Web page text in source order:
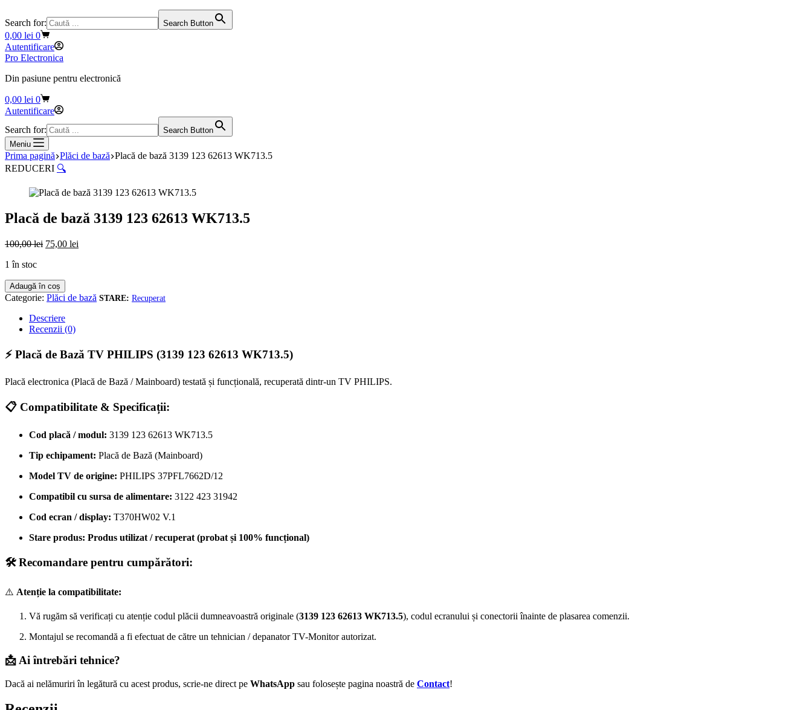
Search for: Search Button
Coș
de
cumpărături
0,00 lei 0
Autentificare
Pro Electronica
Din pasiune pentru electronică
Coș
de
0,00 lei 0
Autentificare
Search for:
Search Button
Meniu
Prima pagină Plăci de bază Placă de bază 3139 123 62613 WK713.5
REDUCERI 🔍
Placă de bază 3139 123 62613 WK713.5
100,00lei Prețul
100,00 lei.
75,00 lei
1 în stoc
Cantitate
Placă
bază
3139
62613
WK713.5
Adaugă în coș
Categorie: Plăci de bază Recuperat
Descriere
Recenzii (0)
⚡ Placă de Bază TV PHILIPS (3139 123 62613 WK713.5)
Placă electronica (Placă de Bază / Mainboard) testată și funcțională, recuperată dintr-un TV PHILIPS.
📋 Compatibilitate & Specificații:
Cod placă / modul: 3139 123 62613 WK713.5
Tip echipament: Placă de Bază (Mainboard)
Model TV de origine: PHILIPS 37PFL7662D/12
Compatibil cu sursa de alimentare: 3122 423 31942
Cod ecran / display: T370HW02 V.1
Stare produs: Produs utilizat / recuperat (probat și 100% funcțional)
🛠️ Recomandare pentru cumpărători:
⚠️ Atenție la compatibilitate:
Vă rugăm să verificați cu atenție codul plăcii dumneavoastră originale (3139 123 62613 WK713.5), codul ecranului și conectorii înainte de plasarea comenzii.
Montajul se recomandă a fi efectuat de către un tehnician / depanator TV-Monitor autorizat.
📩 Ai întrebări tehnice?
Dacă ai nelămuriri în legătură cu acest produs, scrie-ne direct pe WhatsApp sau folosește pagina noastră de Contact!